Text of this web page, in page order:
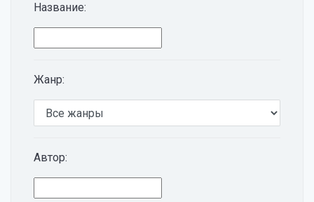
Название:
Жанр:
Автор: